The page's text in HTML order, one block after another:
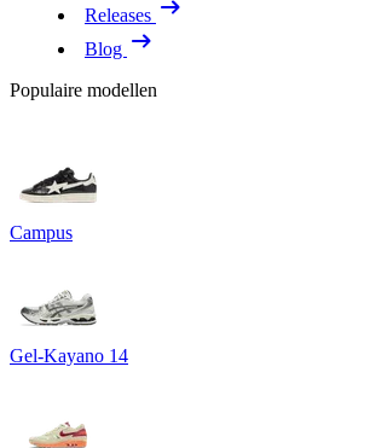
Releases
Blog
Populaire modellen
Campus
Gel-Kayano 14